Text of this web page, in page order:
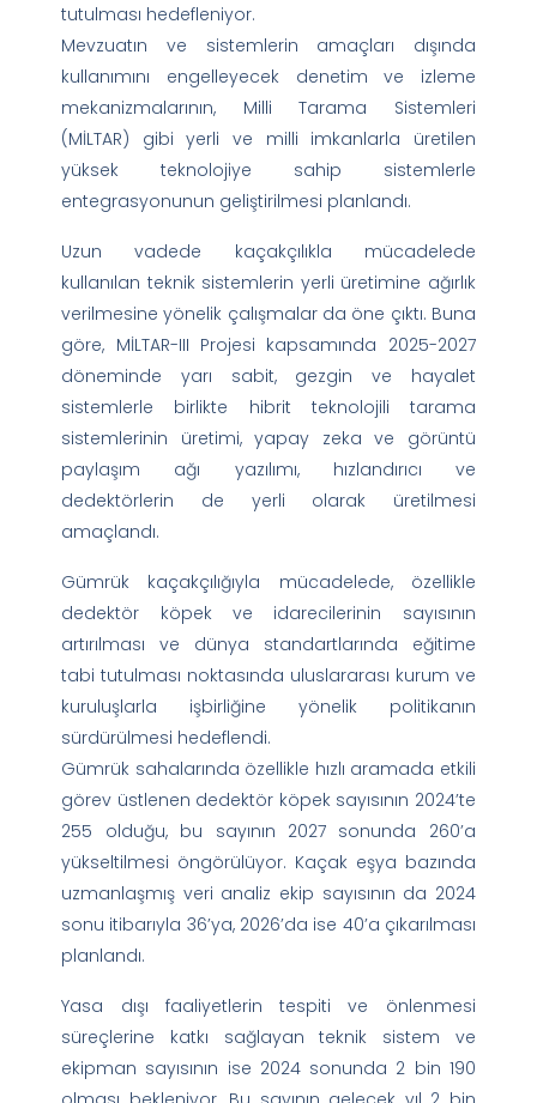
tutulması hedefleniyor.
Mevzuatın ve sistemlerin amaçları dışında
kullanımını engelleyecek denetim ve izleme
mekanizmalarının, Milli Tarama Sistemleri
(MİLTAR) gibi yerli ve milli imkanlarla üretilen
yüksek teknolojiye sahip sistemlerle
entegrasyonunun geliştirilmesi planlandı.
Uzun vadede kaçakçılıkla mücadelede
kullanılan teknik sistemlerin yerli üretimine ağırlık
verilmesine yönelik çalışmalar da öne çıktı. Buna
göre, MİLTAR-III Projesi kapsamında 2025-2027
döneminde yarı sabit, gezgin ve hayalet
sistemlerle birlikte hibrit teknolojili tarama
sistemlerinin üretimi, yapay zeka ve görüntü
paylaşım ağı yazılımı, hızlandırıcı ve
dedektörlerin de yerli olarak üretilmesi
amaçlandı.
Gümrük kaçakçılığıyla mücadelede, özellikle
dedektör köpek ve idarecilerinin sayısının
artırılması ve dünya standartlarında eğitime
tabi tutulması noktasında uluslararası kurum ve
kuruluşlarla işbirliğine yönelik politikanın
sürdürülmesi hedeflendi.
Gümrük sahalarında özellikle hızlı aramada etkili
görev üstlenen dedektör köpek sayısının 2024’te
255 olduğu, bu sayının 2027 sonunda 260’a
yükseltilmesi öngörülüyor. Kaçak eşya bazında
uzmanlaşmış veri analiz ekip sayısının da 2024
sonu itibarıyla 36’ya, 2026’da ise 40’a çıkarılması
planlandı.
Yasa dışı faaliyetlerin tespiti ve önlenmesi
süreçlerine katkı sağlayan teknik sistem ve
ekipman sayısının ise 2024 sonunda 2 bin 190